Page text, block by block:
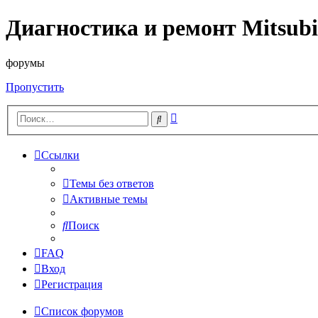
Диагностика и ремонт
форумы
Пропустить
Поиск
Ссылки
Темы без ответов
Активные темы
Поиск
FAQ
Вход
Регистрация
Список форумов